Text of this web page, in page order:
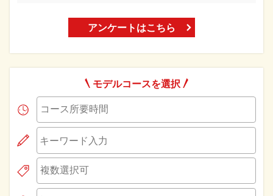
アンケートはこちら
モデルコースを選択